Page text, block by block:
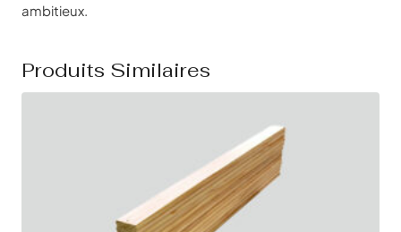
ambitieux.
Produits Similaires